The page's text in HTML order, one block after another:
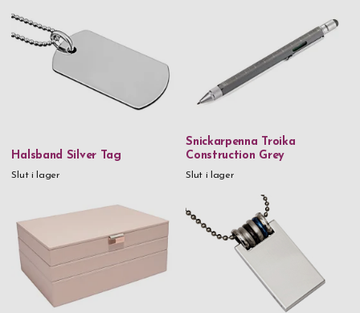
Halsband Silver Tag
Slut i lager
Snickarpenna Troika
Construction Grey
Slut i lager